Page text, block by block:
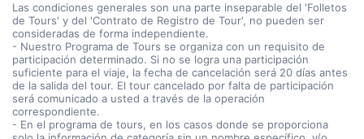
Las condiciones generales son una parte inseparable del 'Folletos
de Tours' y del 'Contrato de Registro de Tour', no pueden ser
consideradas de forma independiente.
- Nuestro Programa de Tours se organiza con un requisito de
participación determinado. Si no se logra una participación
suficiente para el viaje, la fecha de cancelación será 20 días antes
de la salida del tour. El tour cancelado por falta de participación
será comunicado a usted a través de la operación
correspondiente.
- En el programa de tours, en los casos donde se proporciona